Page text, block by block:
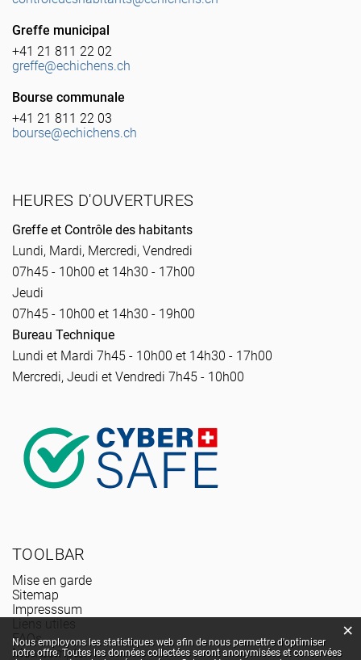
Greffe municipal
+41 21 811 22 02
greffe@echichens.ch
Bourse communale
+41 21 811 22 03
bourse@echichens.ch
HEURES D'OUVERTURES
Greffe et Contrôle des habitants
Lundi, Mardi, Mercredi, Vendredi
07h45 - 10h00 et 14h30 - 17h00
Jeudi
07h45 - 10h00 et 14h30 - 19h00
Bureau Technique
Lundi et Mardi 7h45 - 10h00 et 14h30 - 17h00
Mercredi, Jeudi et Vendredi 7h45 - 10h00
TOOLBAR
Mise en garde
Sitemap
Impresssum
Liens utiles
FAQs
Mon compte
Statistiques web
Nous employons les statistiques web afin de nous permettre d'optimiser
notre offre. Toutes les données collectées seront anonymisées et conservées
×